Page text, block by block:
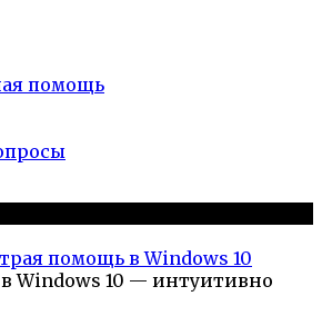
помощь
помощь в Windows 10
Windows 10 — интуитивно